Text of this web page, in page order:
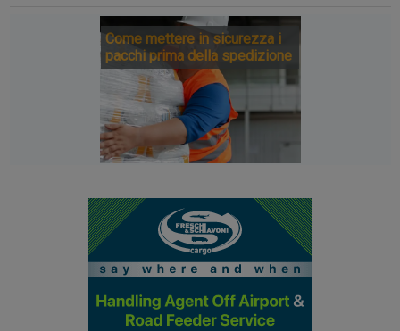
Come mettere in sicurezza i
pacchi prima della spedizione